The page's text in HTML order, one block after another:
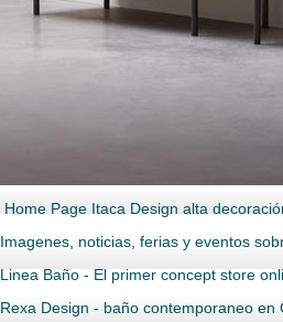
Home Page Itaca Design alta
Imagenes, noticias, ferias y eventos
Linea Baño - El primer concept store
Rexa Design - baño contemporaneo en